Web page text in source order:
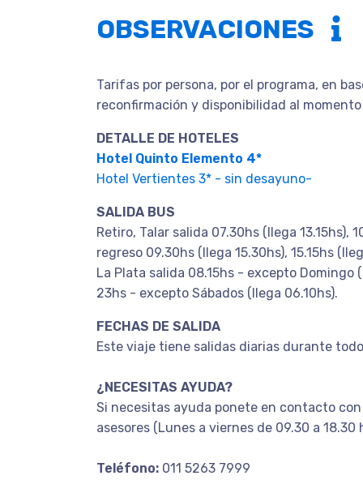
OBSERVACIONES
Tarifas por persona, por el programa, en
reconfirmación y disponibilidad al
DETALLE DE HOTELES
Hotel Quinto Elemento 4*
Hotel Vertientes 3* - sin desayuno-
SALIDA BUS
Retiro, Talar salida 07.30hs (llega 13.15hs),
regreso 09.30hs (llega 15.30hs), 15.15hs
La Plata salida 08.15hs - excepto Domingo
23hs - excepto Sábados (llega 06.10hs).
FECHAS DE SALIDA
Este viaje tiene salidas diarias durante
¿NECESITAS AYUDA?
Si necesitas ayuda ponete en contacto
asesores (Lunes a viernes de 09.30 a 18.30
Teléfono: 011 5263 7999